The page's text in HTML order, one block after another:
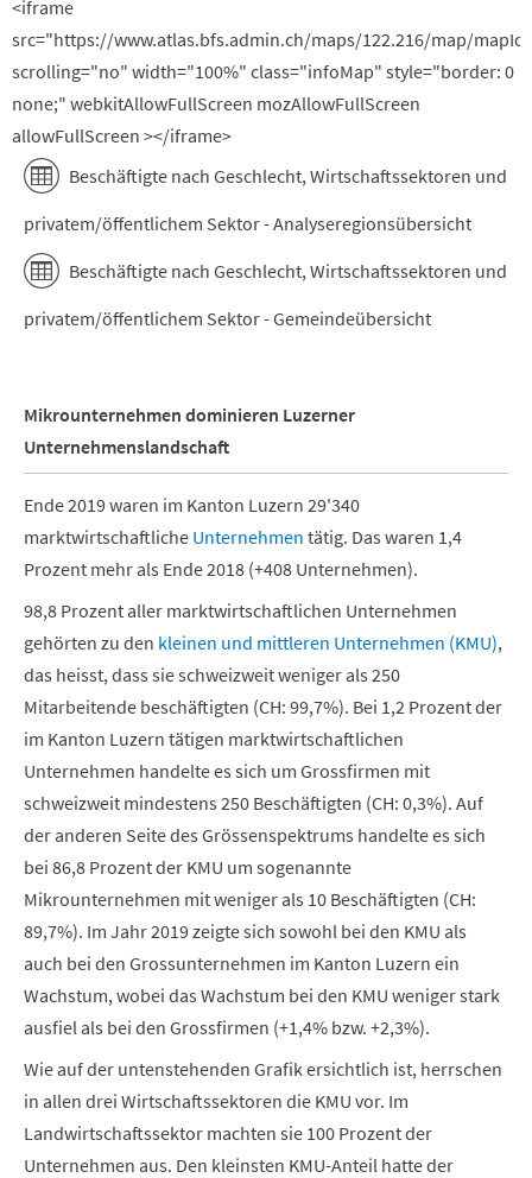
<iframe
src="https://www.atlas.bfs.admin.ch/maps/122.216/map/
scrolling="no" width="100%" class="infoMap" style="border: 0
none;" webkitAllowFullScreen mozAllowFullScreen
allowFullScreen ></iframe>
Beschäftigte nach Geschlecht, Wirtschaftssektoren und
privatem/öffentlichem Sektor - Analyseregionsübersicht
Beschäftigte nach Geschlecht, Wirtschaftssektoren und
privatem/öffentlichem Sektor - Gemeindeübersicht
Mikrounternehmen dominieren Luzerner
Unternehmenslandschaft
Ende 2019 waren im Kanton Luzern 29'340
marktwirtschaftliche Unternehmen tätig. Das waren 1,4
Prozent mehr als Ende 2018 (+408 Unternehmen).
98,8 Prozent aller marktwirtschaftlichen Unternehmen
gehörten zu den kleinen und mittleren Unternehmen (KMU),
das heisst, dass sie schweizweit weniger als 250
Mitarbeitende beschäftigten (CH: 99,7%). Bei 1,2 Prozent der
im Kanton Luzern tätigen marktwirtschaftlichen
Unternehmen handelte es sich um Grossfirmen mit
schweizweit mindestens 250 Beschäftigten (CH: 0,3%). Auf
der anderen Seite des Grössenspektrums handelte es sich
bei 86,8 Prozent der KMU um sogenannte
Mikrounternehmen mit weniger als 10 Beschäftigten (CH:
89,7%). Im Jahr 2019 zeigte sich sowohl bei den KMU als
auch bei den Grossunternehmen im Kanton Luzern ein
Wachstum, wobei das Wachstum bei den KMU weniger stark
ausfiel als bei den Grossfirmen (+1,4% bzw. +2,3%).
Wie auf der untenstehenden Grafik ersichtlich ist, herrschen
in allen drei Wirtschaftssektoren die KMU vor. Im
Landwirtschaftssektor machten sie 100 Prozent der
Unternehmen aus. Den kleinsten KMU-Anteil hatte der